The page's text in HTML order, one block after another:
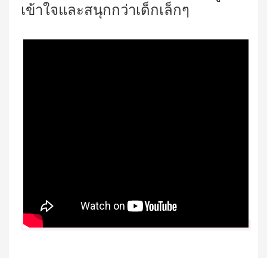
เข้าใจและสนุกกว่าเด็กเล็กๆ